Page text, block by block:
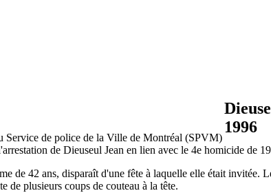
1996
Service de police de la Ville de Montréal (SPVM)
de Dieuseul Jean en lien avec le 4e homicide de
de 42 ans, disparaît d'une fête à laquelle elle était
de plusieurs coups de couteau à la tête.